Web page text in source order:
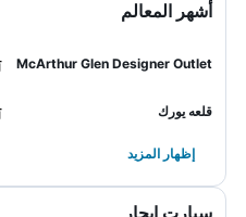
أشهر المعالم
McArthur Glen Designer Outlet
قلعه يورك
إظهار المزيد